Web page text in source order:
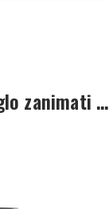
zanimati …